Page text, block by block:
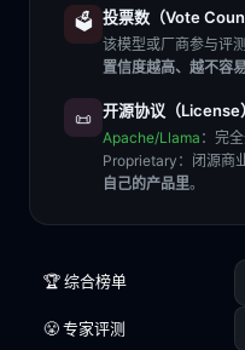
🗳️ 投票数（Vote Count
该模型或厂商参与评
置信度越高、越不容
📜 开源协议（License）
Apache/Llama ：完
Proprietary ：闭源商
自己的产品里。
🏆 综合榜单
😤 专家评测